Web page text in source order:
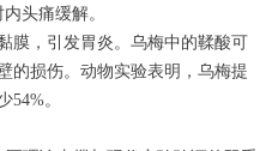
头痛缓解。
膜，引发胃炎。乌梅中的鞣酸可
的损伤。动物实验表明，乌梅提
54%。